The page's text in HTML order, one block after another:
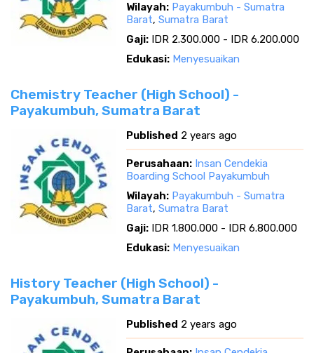
Wilayah: Payakumbuh - Sumatra
Barat, Sumatra Barat
Gaji: IDR 2.300.000 - IDR 6.200.000
Edukasi: Menyesuaikan
Chemistry Teacher (High School) -
Payakumbuh, Sumatra Barat
Published 2 years ago
Perusahaan: Insan Cendekia
Boarding School Payakumbuh
Wilayah: Payakumbuh - Sumatra
Barat, Sumatra Barat
Gaji: IDR 1.800.000 - IDR 6.800.000
Edukasi: Menyesuaikan
History Teacher (High School) -
Payakumbuh, Sumatra Barat
Published 2 years ago